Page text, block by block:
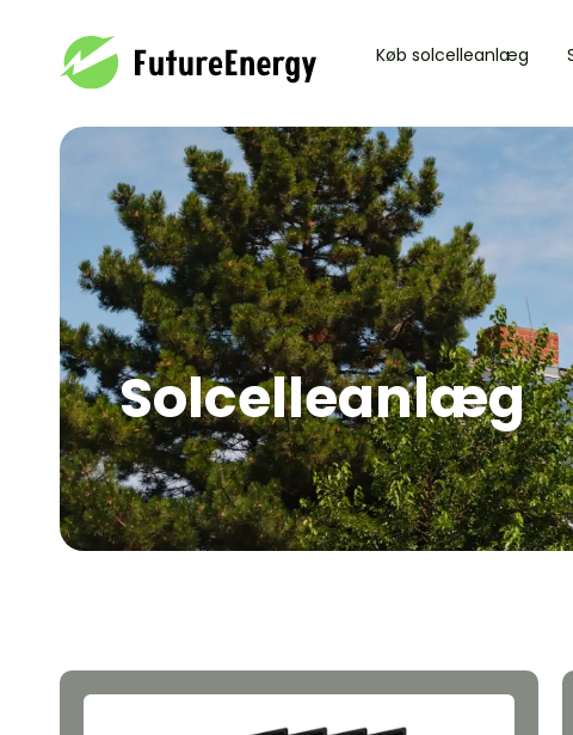
Køb solcelleanlæg
Din kurv
Din kurv er tom.
Gå til betaling
Solcelleanlæg